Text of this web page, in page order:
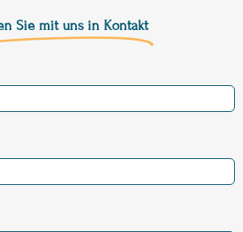
Sie mit uns in Kontakt